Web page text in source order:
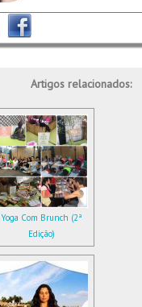
Artigos relacionados:
Yoga Com Brunch (2ª
Edição)